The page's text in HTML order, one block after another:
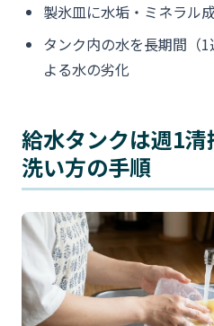
製氷皿に水垢・ミネラル
タンク内の水を長期間（
よる水の劣化
給水タンクは週1
洗い方の手順